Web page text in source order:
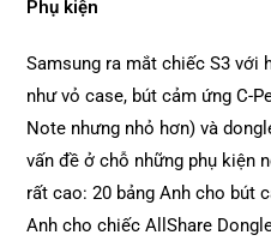
Phụ kiện
Samsung ra mắt chiếc S3 với
như vỏ case, bút cảm ứng C-
Note nhưng nhỏ hơn) và
vấn đề ở chỗ những phụ kiện
rất cao: 20 bảng Anh cho bút
Anh cho chiếc AllShare